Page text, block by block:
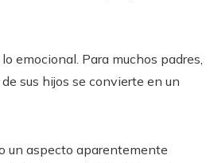
emocional. Para muchos padres,
sus hijos se convierte en un
un aspecto aparentemente